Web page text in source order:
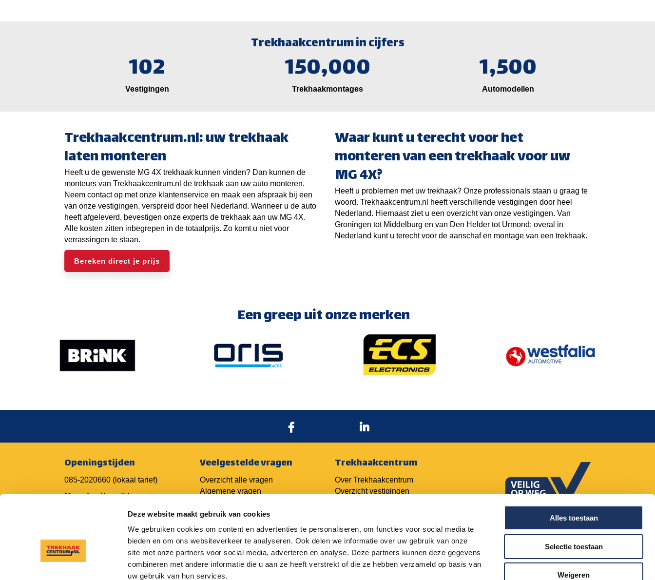
Deze website maakt gebruik van cookies
We gebruiken cookies om content en advertenties te personaliseren, om functies voor social media te
bieden en om ons websiteverkeer te analyseren. Ook delen we informatie over uw gebruik van onze
site met onze partners voor social media, adverteren en analyse. Deze partners kunnen deze gegevens
combineren met andere informatie die u aan ze heeft verstrekt of die ze hebben verzameld op basis van
uw gebruik van hun services.
Alles toestaan
Selectie toestaan
Weigeren
Trekhaakcentrum in cijfers
102
Vestigingen
150,000
Trekhaakmontages
1,500
Automodellen
Trekhaakcentrum.nl: uw trekhaak
laten monteren
Heeft u de gewenste MG 4X trekhaak kunnen vinden? Dan kunnen de
monteurs van Trekhaakcentrum.nl de trekhaak aan uw auto monteren.
Neem contact op met onze klantenservice en maak een afspraak bij een
van onze vestigingen, verspreid door heel Nederland. Wanneer u de auto
heeft afgeleverd, bevestigen onze experts de trekhaak aan uw MG 4X.
Alle kosten zitten inbegrepen in de totaalprijs. Zo komt u niet voor
verrassingen te staan.
Bereken direct je prijs
Waar kunt u terecht voor het
monteren van een trekhaak voor uw
MG 4X?
Heeft u problemen met uw trekhaak? Onze professionals staan u graag te
woord. Trekhaakcentrum.nl heeft verschillende vestigingen door heel
Nederland. Hiernaast ziet u een overzicht van onze vestigingen. Van
Groningen tot Middelburg en van Den Helder tot Urmond; overal in
Nederland kunt u terecht voor de aanschaf en montage van een trekhaak.
Een greep uit onze merken
Openingstijden
085-2020660 (lokaal tarief)
Maandag t/m vrijdag:
Veelgestelde vragen
Overzicht alle vragen
Algemene vragen
Vragen over kabelsets
Vragen over techniek
Trekhaakofferte aanvragen
Trekhaakcentrum
Over Trekhaakcentrum
Overzicht vestigingen
Ondernemers
Franchiseformule
Login oude portal
Login nieuwe portal